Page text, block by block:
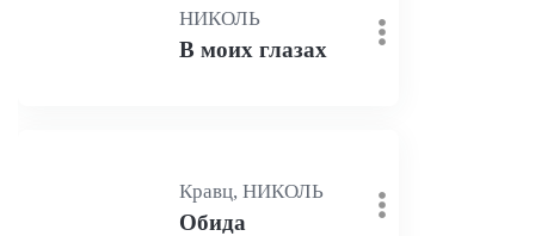
НИКОЛЬ
В моих глазах
Кравц, НИКОЛЬ
Обида